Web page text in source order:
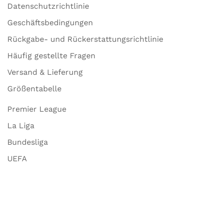
Datenschutzrichtlinie
Geschäftsbedingungen
Rückgabe- und Rückerstattungsrichtlinie
Häufig gestellte Fragen
Versand & Lieferung
Größentabelle
Premier League
La Liga
Bundesliga
UEFA